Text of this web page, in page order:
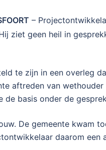
–
ziet geen heil in
te zijn in een overleg
aftreden van
de basis onder de
De gemeente kwam
daarom een